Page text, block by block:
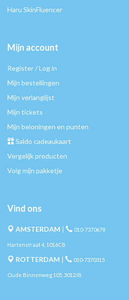
Haru SkinFluencer
Mijn account
Register / Log in
Mijn bestellingen
Mijn verlanglijst
Mijn tickets
Mijn beloningen en punten
Saldo cadeaukaart
Vergelijk producten
Volg mijn pakketje
Vind ons
AMSTERDAM | 010-7370678
Hartenstraat 4, 1016CB
ROTTERDAM | 010-7370315
Oude Binnenweg 105, 3012JB